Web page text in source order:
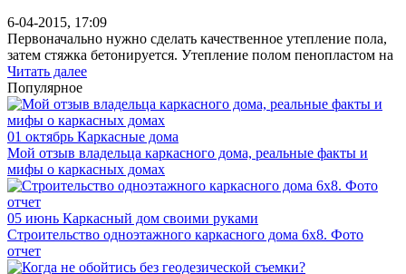
6-04-2015, 17:09
Первоначально нужно сделать качественное утепление пола,
затем стяжка бетонируется. Утепление полом пенопластом на
Читать далее
Популярное
01 октябрь Каркасные дома
Мой отзыв владельца каркасного дома, реальные факты и
мифы о каркасных домах
05 июнь Каркасный дом своими руками
Строительство одноэтажного каркасного дома 6х8. Фото
отчет